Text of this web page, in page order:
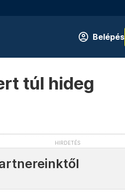
Belépés
túl hideg